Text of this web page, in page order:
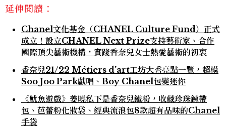
延伸閱讀：
Chanel文化基金（CHANEL Culture Fund）正式
成立！設立CHANEL Next Prize支持藝術家、合作
國際頂尖藝術機構，實踐香奈兒女士熱愛藝術的初衷
香奈兒21/22 Métiers d’art工坊大秀亮點一覽，超模
Soo Joo Park獻唱、Boy Chanel包變迷你
《魷魚遊戲》姜曉私下是香奈兒鐵粉，收藏珍珠鍊帶
包、芭蕾粉化妝袋、經典流浪包8款超有品味的Chanel
手袋